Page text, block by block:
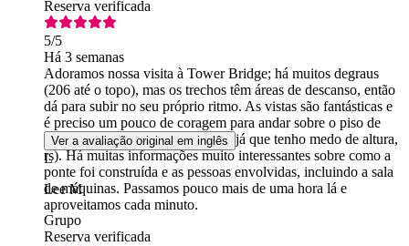
Reserva verificada
5/5
Há 3 semanas
Adoramos nossa visita à Tower Bridge; há muitos degraus
(206 até o topo), mas os trechos têm áreas de descanso, então
dá para subir no seu próprio ritmo. As vistas são fantásticas e
é preciso um pouco de coragem para andar sobre o piso de
vidro (essa é só a minha opinião, já que tenho medo de altura,
rs). Há muitas informações muito interessantes sobre como a
ponte foi construída e as pessoas envolvidas, incluindo a sala
de máquinas. Passamos pouco mais de uma hora lá e
aproveitamos cada minuto.
Ver a avaliação original em inglês
L
Lee M
Grupo
Reserva verificada